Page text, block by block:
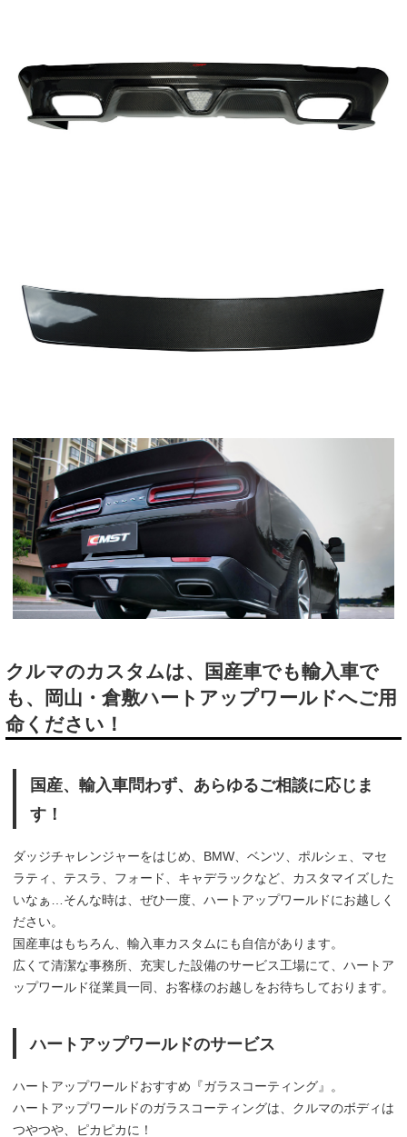
クルマのカスタムは、国産車でも輸入車で
も、岡山・倉敷ハートアップワールドへご用
命ください！
国産、輸入車問わず、あらゆるご相談に応じま
す！
ダッジチャレンジャーをはじめ、BMW、ベンツ、ポルシェ、マセ
ラティ、テスラ、フォード、キャデラックなど、カスタマイズした
いなぁ…そんな時は、ぜひ一度、ハートアップワールドにお越しく
ださい。
国産車はもちろん、輸入車カスタムにも自信があります。
広くて清潔な事務所、充実した設備のサービス工場にて、ハートア
ップワールド従業員一同、お客様のお越しをお待ちしております。
ハートアップワールドのサービス
ハートアップワールドおすすめ『ガラスコーティング』。
ハートアップワールドのガラスコーティングは、クルマのボディは
つやつや、ピカピカに！